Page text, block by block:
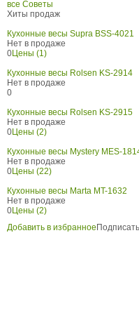
все Советы
Хиты продаж
Кухонные весы Supra BSS-4021
Нет в продаже
0Цены (1)
Кухонные весы Rolsen KS-2914
Нет в продаже
0
Кухонные весы Rolsen KS-2915
Нет в продаже
0Цены (2)
Кухонные весы Mystery MES-
Нет в продаже
0Цены (22)
Кухонные весы Marta MT-1632
Нет в продаже
0Цены (2)
Добавить в избранное